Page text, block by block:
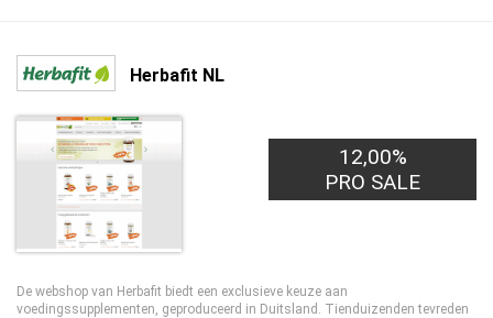
Herbafit NL
12,00%
PRO SALE
De webshop van Herbafit biedt een exclusieve keuze aan
voedingssupplementen, geproduceerd in Duitsland. Tienduizenden tevreden